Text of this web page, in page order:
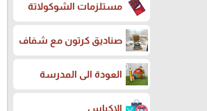
مستلزمات الشوكولاتة
صناديق كرتون مع شفاف
العودة الى المدرسة
الاكياس